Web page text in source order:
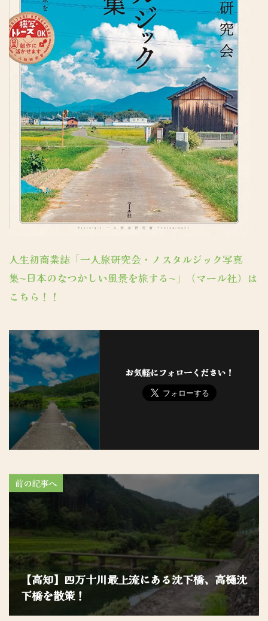
人生初商業誌「一人旅研究会・ノスタルジック写真
集〜日本のなつかしい風景を旅する〜」（マール社）は
こちら！！
お気軽にフォローください！
前の記事へ
【高知】四万十川最上流にある沈下橋、高樋沈
下橋を散策！